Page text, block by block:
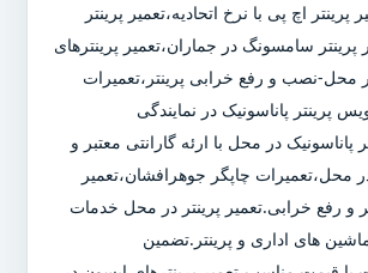
پرینتر اچ پی با نرخ اتحادیه،تعمیر پرینتر
پرینتر سامسونگ در جماران،تعمیر پرینترهای
محل-نصب و رفع خرابی پرینتر،تعمیرات
پرینتر پاناسونیک در نمایندگی
پاناسونیک در محل با ارئه گارانتی معتبر و
محل،تعمیرات چاپگر جوهرافشان،تعمیر
و رفع خرابی.تعمیر پرینتر در محل خدمات
های اداری و پرینتر.تضمین